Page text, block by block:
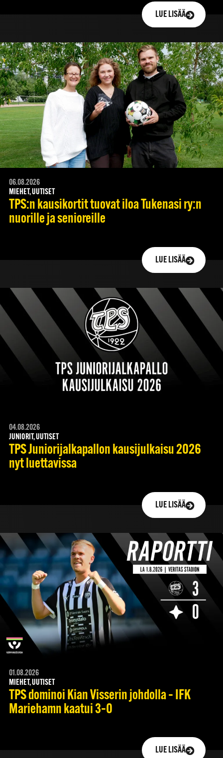
LUE LISÄÄ
06.08.2026
MIEHET, UUTISET
TPS:n kausikortit tuovat iloa Tukenasi ry:n
nuorille ja senioreille
LUE LISÄÄ
04.08.2026
JUNIORIT, UUTISET
TPS Juniorijalkapallon kausijulkaisu 2026
nyt luettavissa
LUE LISÄÄ
01.08.2026
MIEHET, UUTISET
TPS dominoi Kian Visserin johdolla – IFK
Mariehamn kaatui 3–0
LUE LISÄÄ